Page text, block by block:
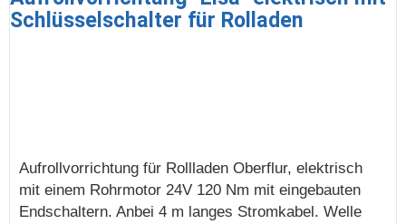
Schlüsselschalter für Rolladen
Aufrollvorrichtung für Rollladen Oberflur, elektrisch
mit einem Rohrmotor 24V 120 Nm mit eingebauten
Endschaltern. Anbei 4 m langes Stromkabel. Welle